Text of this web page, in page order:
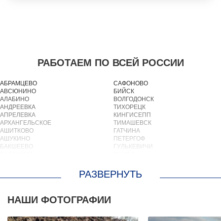
РАБОТАЕМ ПО ВСЕЙ РОССИИ
АБРАМЦЕВО
АВСЮНИНО
АЛАБИНО
АНДРЕЕВКА
АПРЕЛЕВКА
АРХАНГЕЛЬСКОЕ
АШИТКОВО
АШУКИНО
БАКШЕЕВО
БЕЛООЗЕРСКИЙ
БОГОРОДСКОЕ
БОЛЬШИЕ ДВОРЫ
САФОНОВО
БИЙСК
ВОЛГОДОНСК
ТИХОРЕЦК
КИНГИСЕПП
ТИМАШЕВСК
ГАТЧИНА
ПЕТЕРГОФ
ГУЛЬКЕВИЧИ
ВЫБОРГ
ТУАПСЕ
НАХОДКА
НАШИ ФОТОГРАФИИ